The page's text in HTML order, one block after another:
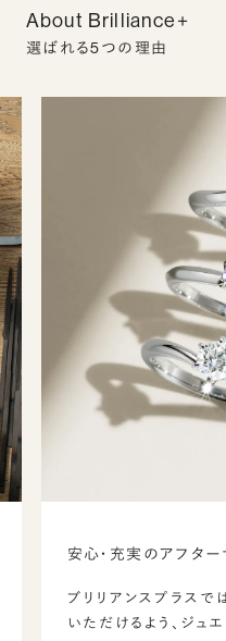
About Brilliance+
選ばれる5つの理由
安心・充実のアフター
ブリリアンスプラス
いただけるよう、ジュ